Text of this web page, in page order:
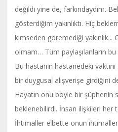
değildi yine de, farkındaydım.
gösterdiğim yakınlıktı. Hiç
kimseden göremediği yakınlık...
olmam… Tüm paylaşılanların
Bu hastanın hastanedeki
bir duygusal alışverişe girdiğini
Hayatın onu böyle bir şüphenin
beklenebilirdi. İnsan ilişkileri her
İhtimaller elbette onun